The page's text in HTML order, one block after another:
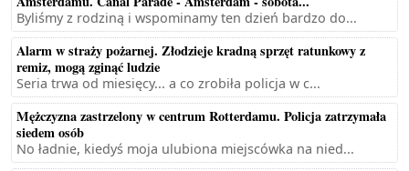
Byliśmy z rodziną i wspominamy ten dzień bardzo do...
Alarm w straży pożarnej. Złodzieje kradną sprzęt ratunkowy z
remiz, mogą zginąć ludzie
Seria trwa od miesięcy... a co zrobiła policja w c...
Mężczyzna zastrzelony w centrum Rotterdamu. Policja zatrzymała
siedem osób
No ładnie, kiedyś moja ulubiona miejscówka na nied...